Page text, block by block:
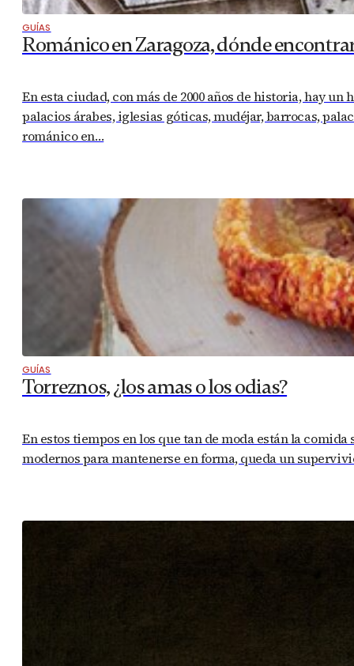
GUÍAS
Románico en Zaragoza, dónde
En esta ciudad, con más de 2000 años de historia, hay
palacios árabes, iglesias góticas, mudéjar, barrocas,
románico en…
GUÍAS
Torreznos, ¿los amas o los odias?
En estos tiempos en los que tan de moda están la
modernos para mantenerse en forma, queda un